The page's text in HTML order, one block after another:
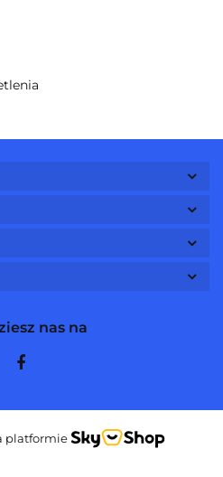
nas na
platformie